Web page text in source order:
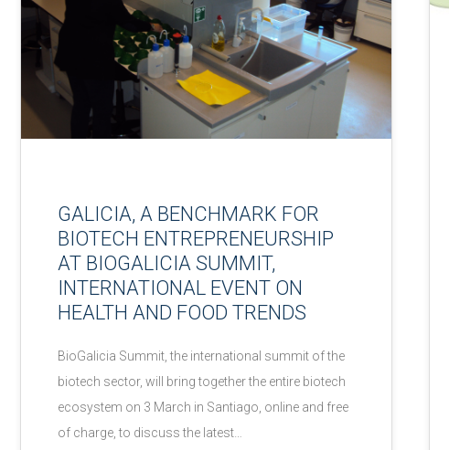
GALICIA, A BENCHMARK FOR
BIOTECH ENTREPRENEURSHIP
AT BIOGALICIA SUMMIT,
INTERNATIONAL EVENT ON
HEALTH AND FOOD TRENDS
BioGalicia Summit, the international summit of the
biotech sector, will bring together the entire biotech
ecosystem on 3 March in Santiago, online and free
of charge, to discuss the latest…